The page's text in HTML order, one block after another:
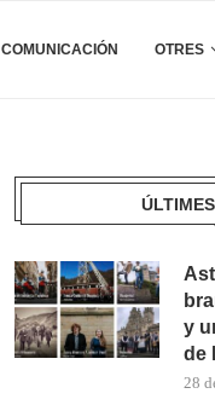
COMUNICACIÓN OTRES
y
de
28